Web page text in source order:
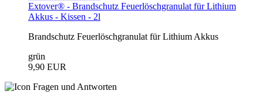
Extover® - Brandschutz Feuerlöschgranulat für Lithium
Akkus - Kissen - 2l
Brandschutz Feuerlöschgranulat für Lithium Akkus
grün
9,90 EUR